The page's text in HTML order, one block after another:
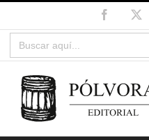
al
contenido
Facebook
Buscar: